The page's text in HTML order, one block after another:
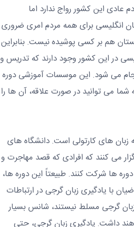
این کشور رواج ندارد اما
انگلیسی برای همه مردم امری ضروری
هم بر کسی پوشیده نیست. بنابراین
در این کشور وجود دارند که تدریس و
می شود. این موسسات آموزشی دوره
شما می توانید در صورت علاقه، آن ها را
زبان های کارتولی است. دانشگاه های
می کنند که افرادی که قصد مهاجرت و
دوره ها شرکت کنند. طبیعتاً این دوره ها،
با یادگیری زبان گرجی در ارتباطات
گرجی مسلط نیستند، شانس بسیار
داشت. یادگیری زبان گرجی، حتی